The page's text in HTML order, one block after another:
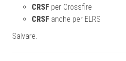
CRSF per Crossfire
CRSF anche per ELRS
Salvare.